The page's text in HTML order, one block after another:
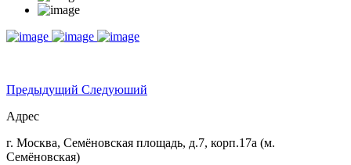
Предыдущий Следуюший
Адрес
г. Москва, Семёновская площадь, д.7, корп.17а (м.
Семёновская)